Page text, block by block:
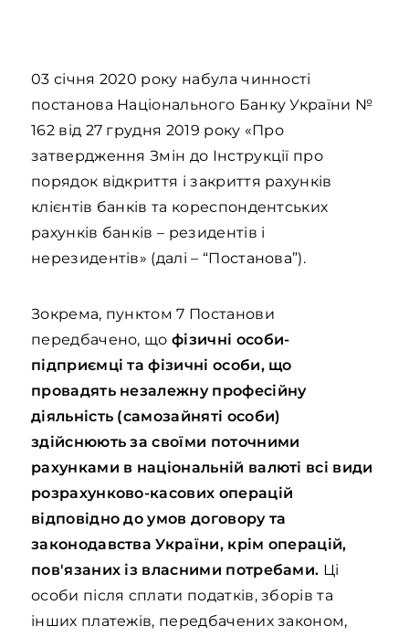
03 січня 2020 року набула чинності
постанова Національного Банку України №
162 від 27 грудня 2019 року «Про
затвердження Змін до Інструкції про
порядок відкриття і закриття рахунків
клієнтів банків та кореспондентських
рахунків банків – резидентів і
нерезидентів» (далі – “Постанова”).
Зокрема, пунктом 7 Постанови
передбачено, щофізичні особи-
підприємці та фізичні особи, що
провадять незалежну професійну
діяльність (самозайняті особи)
здійснюють за своїми поточними
рахунками в національній валюті всі види
розрахунково-касових операцій
відповідно до умов договору та
законодавства України, крім операцій,
пов'язаних із власними потребами. Ці
особи після сплати податків, зборів та
інших платежів, передбачених законом,